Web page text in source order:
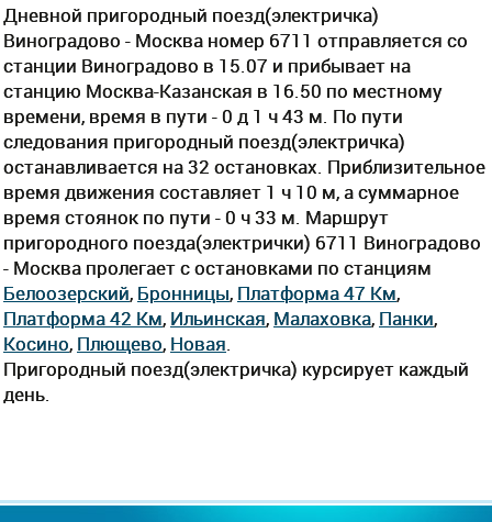
Дневной пригородный поезд(электричка)
Виноградово - Москва номер 6711 отправляется со
станции Виноградово в 15.07 и прибывает на
станцию Москва-Казанская в 16.50 по местному
времени, время в пути - 0 д 1 ч 43 м. По пути
следования пригородный поезд(электричка)
останавливается на 32 остановках. Приблизительное
время движения составляет 1 ч 10 м, а суммарное
время стоянок по пути - 0 ч 33 м. Маршрут
пригородного поезда(электрички) 6711 Виноградово
- Москва пролегает c остановками по станциям
Белоозерский, Бронницы, Платформа 47 Км,
Платформа 42 Км, Ильинская, Малаховка, Панки,
Косино, Плющево, Новая
Пригородный поезд(электричка) курсирует каждый
день.